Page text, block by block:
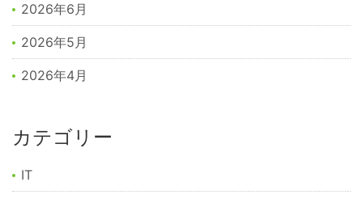
2026年6月
2026年5月
2026年4月
カテゴリー
IT